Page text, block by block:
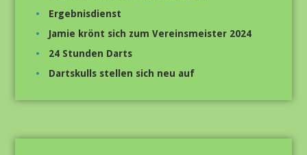
Ergebnisdienst
Jamie krönt sich zum Vereinsmeister 2024
24 Stunden Darts
Dartskulls stellen sich neu auf